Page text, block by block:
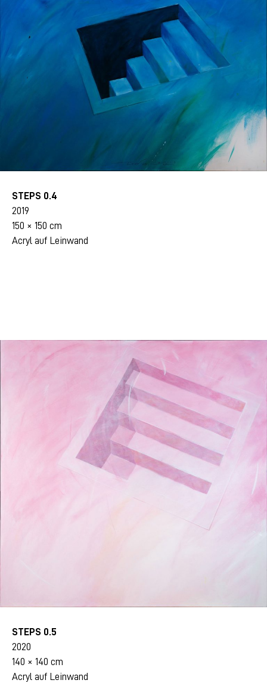
STEPS 0.4
2019
150 × 150 cm
Acryl auf Leinwand
STEPS 0.5
2020
140 × 140 cm
Acryl auf Leinwand